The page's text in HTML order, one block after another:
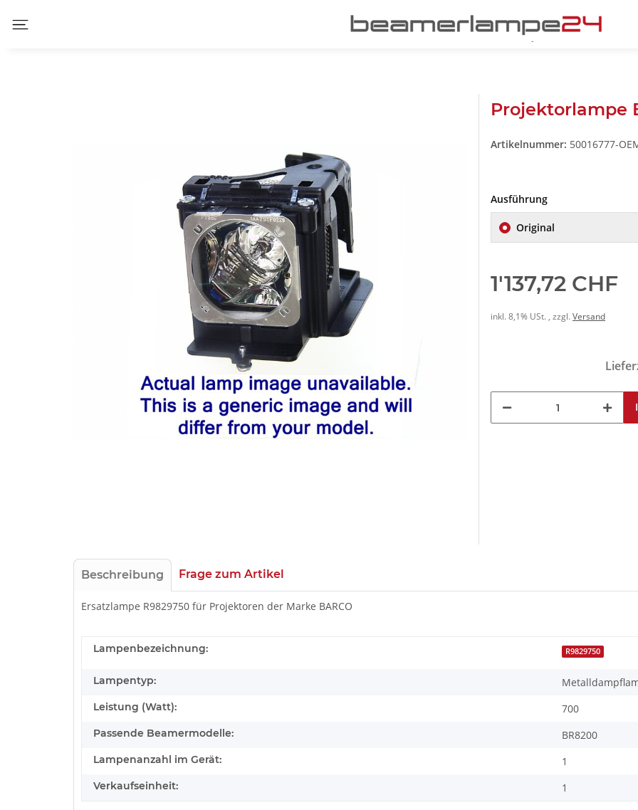
Projektorlampe
Artikelnummer: 50016777-
Ausführung
Original
1'137,72 CHF
inkl. 8,1% USt. , zzgl.Versand
Beschreibung Frage zum Artikel
Ersatzlampe R9829750 für Projektoren der Marke BARCO
Lampenbezeichnung: R9829750
Lampentyp:
Leistung (Watt): 700
Passende Beamermodelle: BR8200
Lampenanzahl im Gerät: 1
Verkaufseinheit: 1